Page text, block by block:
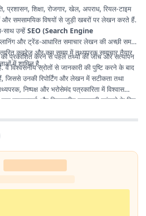
प्रशासन, शिक्षा, रोजगार, खेल, अपराध, रियल-टाइम
और समसामयिक विषयों से जुड़ी खबरों पर लेखन करते हैं.
साथ उन्हें SEO (Search Engine
और ट्रेंड-आधारित समाचार लेखन की अच्छी समझ
कवरेज और कम समय में तथ्यपरक समाचार तैयार
में शामिल है.
को प्रकाशित करने से पहले तथ्यों की जांच और सत्यापन
वे विश्वसनीय स्रोतों से जानकारी की पुष्टि करने के बाद
जिससे उनकी रिपोर्टिंग और लेखन में सटीकता तथा
निष्पक्ष और भरोसेमंद पत्रकारिता में विश्वास
गुणवत्तापूर्ण और विश्वसनीय जानकारी पहुंचाने के लिए